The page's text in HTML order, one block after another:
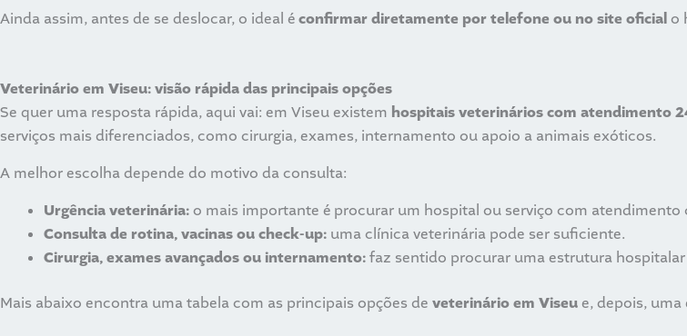
Ainda assim, antes de se deslocar, o ideal éconfirmar diretamente por telefone ou no site oficial o
Veterinário em Viseu: visão rápida das principais opções
Se quer uma resposta rápida, aqui vai: em Viseu existem hospitais veterinários com atendimento
serviços mais diferenciados, como cirurgia, exames, internamento ou apoio a animais exóticos.
A melhor escolha depende do motivo da consulta:
Urgência veterinária: o mais importante é procurar um hospital ou serviço com atendimento
Consulta de rotina, vacinas ou check-up: uma clínica veterinária pode ser suficiente.
Cirurgia, exames avançados ou internamento:faz sentido procurar uma estrutura
Mais abaixo encontra uma tabela com as principais opções de veterinário em Viseue, depois,